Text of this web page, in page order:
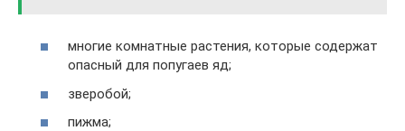
многие комнатные растения, которые содержат
опасный для попугаев яд;
зверобой;
пижма;